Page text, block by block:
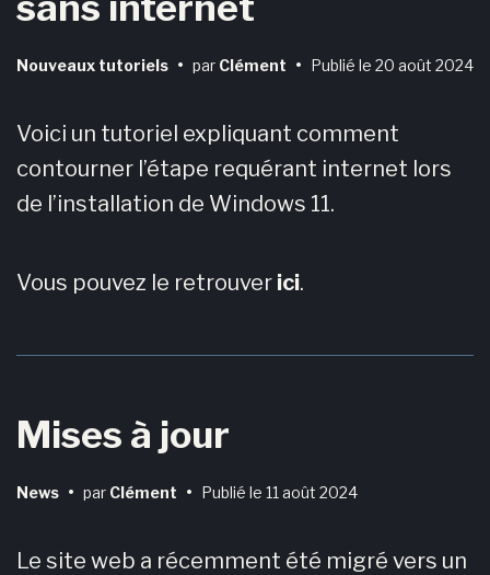
Nouveaux tutoriels • par Clément • Publié le 20 août 2024
Voici un tutoriel expliquant comment
contourner l’étape requérant internet lors
de l’installation de Windows 11.
Vous pouvez le retrouver ici.
Mises à jour
News • par Clément • Publié le 11 août 2024
Le site web a récemment été migré vers un